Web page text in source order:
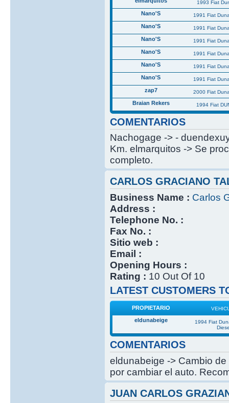
1993 Fiat
Nano'S 1991 Fiat
Nano'S 1991 Fiat
Nano'S 1991 Fiat
Nano'S 1991 Fiat
Nano'S 1991 Fiat
Nano'S 1991 Fiat
zap7 2000 Fiat
Braian Rekers 1994 Fiat
COMENTARIOS
Nachogage -> -
Km. elmarquitos -> Se
completo.
CARLOS GRACIANO
Business Name : Carlos
Address :
Telephone No. :
Fax No. :
Sitio web :
Email :
Opening Hours :
Rating : 10 Out Of 10
LATEST CUSTOMERS
PROPIETARIO
eldunabeige
1994 Fiat
COMENTARIOS
eldunabeige -> Cambio
por cambiar el auto.
JUAN CARLOS